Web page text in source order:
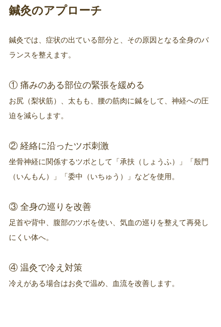
鍼灸のアプローチ
鍼灸では、症状の出ている部分と、その原因となる全身のバ
ランスを整えます。
① 痛みのある部位の緊張を緩める
お尻（梨状筋）、太もも、腰の筋肉に鍼をして、神経への圧
迫を減らします。
② 経絡に沿ったツボ刺激
坐骨神経に関係するツボとして「承扶（しょうふ）」「殷門
（いんもん）」「委中（いちゅう）」などを使用。
③ 全身の巡りを改善
足首や背中、腹部のツボを使い、気血の巡りを整えて再発し
にくい体へ。
④ 温灸で冷え対策
冷えがある場合はお灸で温め、血流を改善します。